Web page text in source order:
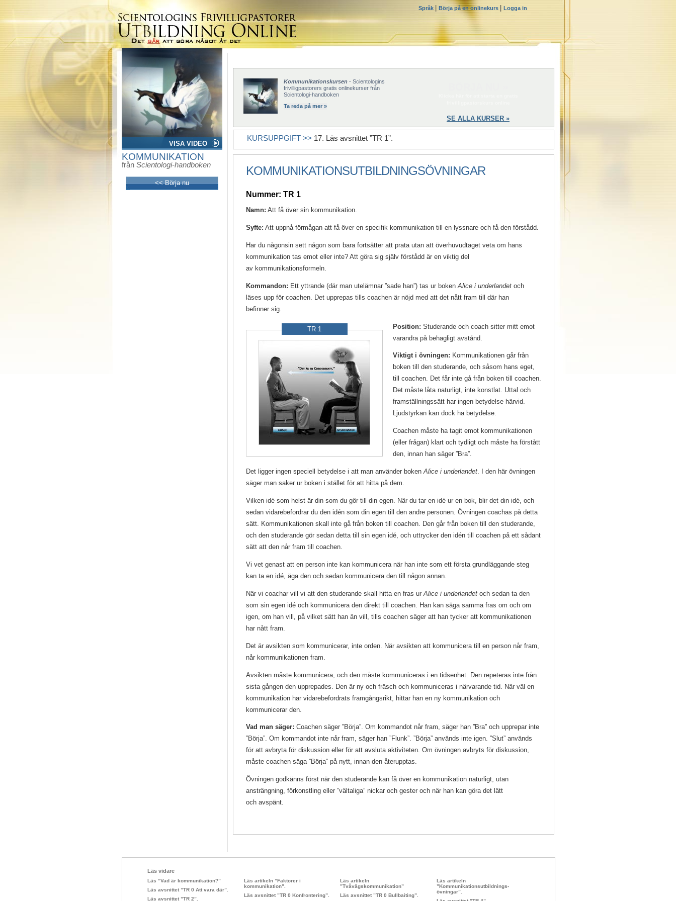
Språk Börja på en onlinekurs Logga in
VISA VIDEO
KOMMUNIKATION
från Scientologi-handboken
<< Börja nu
Kommunikationskursen - Scientologins
frivilligpastorers gratis onlinekurser från
Scientologi-handboken
Ta reda på mer »
SE ALLA KURSER »
KURSUPPGIFT >> 17. Läs avsnittet ”TR 1”.
KOMMUNIKATIONSUTBILDNINGSÖVNINGAR
Nummer: TR 1
Namn: Att få över sin kommunikation.
Syfte: Att uppnå förmågan att få över en specifik kommunikation till en lyssnare och få den förstådd.
Har du någonsin sett någon som bara fortsätter att prata utan att överhuvudtaget veta om hans
kommunikation tas emot eller inte? Att göra sig själv förstådd är en viktig del
av kommunikationsformeln.
Kommandon: Ett yttrande (där man utelämnar ”sade han”) tas ur boken Alice i underlandet och
läses upp för coachen. Det upprepas tills coachen är nöjd med att det nått fram till där han
befinner sig.
TR 1 Position: Studerande och coach sitter mitt emot
varandra på behagligt avstånd.
Viktigt i övningen: Kommunikationen går från
boken till den studerande, och såsom hans eget,
till coachen. Det får inte gå från boken till coachen.
Det måste låta naturligt, inte konstlat. Uttal och
framställningssätt har ingen betydelse härvid.
Ljudstyrkan kan dock ha betydelse.
Coachen måste ha tagit emot kommunikationen
(eller frågan) klart och tydligt och måste ha förstått
den, innan han säger ”Bra”.
Det ligger ingen speciell betydelse i att man använder bokenAlice i underlandet. I den här övningen
säger man saker ur boken i stället för att hitta på dem.
Vilken idé som helst är din som du gör till din egen. När du tar en idé ur en bok, blir det din idé, och
sedan vidarebefordrar du den idén som din egen till den andre personen. Övningen coachas på detta
sätt. Kommunikationen skall inte gå från boken till coachen. Den går från boken till den studerande,
och den studerande gör sedan detta till sin egen idé, och uttrycker den idén till coachen på ett sådant
sätt att den når fram till coachen.
Vi vet genast att en person inte kan kommunicera när han inte som ett första grundläggande steg
kan ta en idé, äga den och sedan kommunicera den till någon annan.
När vi coachar vill vi att den studerande skall hitta en fras ur Alice i underlandet och sedan ta den
som sin egen idé och kommunicera den direkt till coachen. Han kan säga samma fras om och om
igen, om han vill, på vilket sätt han än vill, tills coachen säger att han tycker att kommunikationen
har nått fram.
Det är avsikten som kommunicerar, inte orden. När avsikten att kommunicera till en person når fram,
når kommunikationen fram.
Avsikten måste kommunicera, och den måste kommuniceras i en tidsenhet. Den repeteras inte från
sista gången den upprepades. Den är ny och fräsch och kommuniceras i närvarande tid. När väl en
kommunikation har vidarebefordrats framgångsrikt, hittar han en ny kommunikation och
kommunicerar den.
Vad man säger: Coachen säger ”Börja”. Om kommandot når fram, säger han ”Bra” och upprepar inte
”Börja”. Om kommandot inte når fram, säger han ”Flunk”. ”Börja” används inte igen. ”Slut” används
för att avbryta för diskussion eller för att avsluta aktiviteten. Om övningen avbryts för diskussion,
måste coachen säga ”Börja” på nytt, innan den återupptas.
Övningen godkänns först när den studerande kan få över en kommunikation naturligt, utan
ansträngning, förkonstling eller ”vältaliga” nickar och gester och när han kan göra det lätt
och avspänt.
Läs vidare
Läs ”Vad är kommunikation?”
Läs avsnittet ”TR 0 Att vara där”.
Läs avsnittet ”TR 2”.
Läs artikeln ”Faktorer i
kommunikation”.
Läs avsnittet ”TR 0 Konfrontering”.
Läs artikeln
”Tvåvägskommunikation”
Läs avsnittet ”TR 0 Bullbaiting”.
Läs artikeln
”Kommunikationsutbildnings­
övningar”.